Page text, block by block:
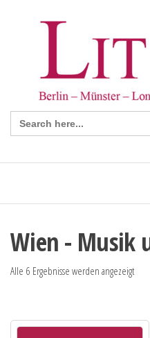
Search
for:
Wien - Musik
Alle 6 Ergebnisse werden angezeigt